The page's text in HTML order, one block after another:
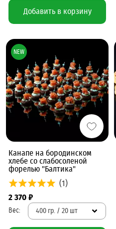
Добавить в корзину
Канапе на бородинском
хлебе со слабосоленой
форелью "Балтика"
(1)
2 370 ₽
400 гр. / 20 шт
NEW